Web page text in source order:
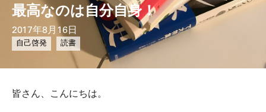
最高なのは自分自身！
2017年8月16日
自己啓発 読書
皆さん、こんにちは。